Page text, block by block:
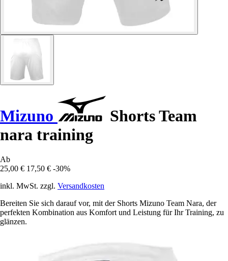
Mizuno
Shorts Team
nara training
Ab
25,00 € 17,50 € -30%
inkl. MwSt. zzgl. Versandkosten
Bereiten Sie sich darauf vor, mit der Shorts Mizuno Team Nara, der
perfekten Kombination aus Komfort und Leistung für Ihr Training, zu
glänzen.